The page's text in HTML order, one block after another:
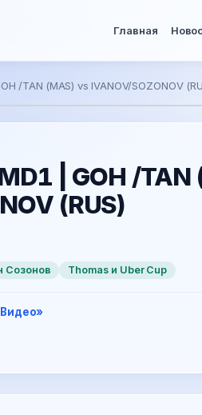
Главная
/TAN (MAS) vs IVANOV/SOZONOV
| GOH /TAN
(RUS)
Созонов Thomas и Uber Cup